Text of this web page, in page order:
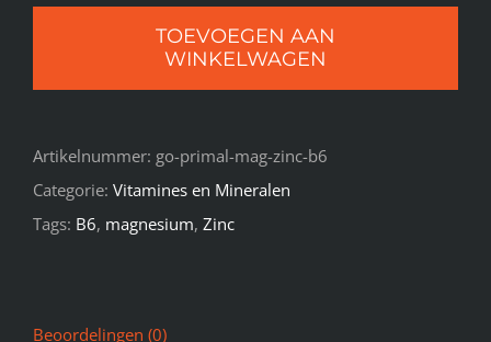
Primal
aantal
TOEVOEGEN AAN
WINKELWAGEN
Artikelnummer: go-primal-mag-zinc-b6
Categorie: Vitamines en Mineralen
Tags: B6, magnesium, Zinc
Beoordelingen (0)